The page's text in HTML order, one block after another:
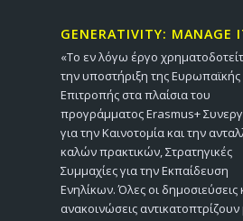
GENERATIVITY: MANAGE
«Το εν λόγω έργο
την υποστήριξη της Ευρωπαϊκής
Επιτροπής στα πλαίσια του
προγράμματος Erasmus+
για την Καινοτομία και την
καλών πρακτικών, Στρατηγικές
Συμμαχίες για την Εκπαίδευση
Ενηλίκων. Όλες οι δημοσιεύσεις
ανακοινώσεις